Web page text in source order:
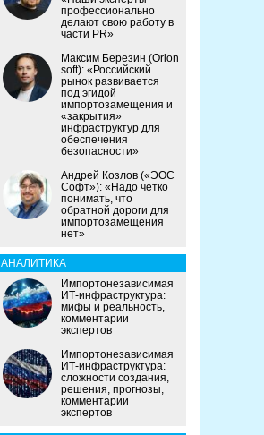
профессионально
делают свою работу в
части PR»
Максим Березин (Orion
soft): «Российский
рынок развивается
под эгидой
импортозамещения и
«закрытия»
инфраструктур для
обеспечения
безопасности»
Андрей Козлов («ЭОС
Софт»): «Надо четко
понимать, что
обратной дороги для
импортозамещения
нет»
АНАЛИТИКА
Импортонезависимая
ИТ-инфраструктура:
мифы и реальность,
комментарии
экспертов
Импортонезависимая
ИТ-инфраструктура:
сложности создания,
решения, прогнозы,
комментарии
экспертов